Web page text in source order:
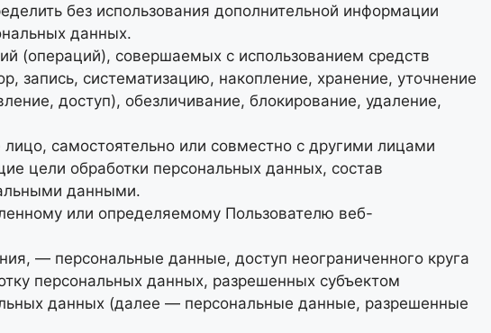
без использования дополнительной информации
данных.
(операций), совершаемых с использованием средств
запись, систематизацию, накопление, хранение, уточнение
доступ), обезличивание, блокирование, удаление,
самостоятельно или совместно с другими лицами
цели обработки персональных данных, состав
данными.
или определяемому Пользователю веб-
— персональные данные, доступ неограниченного круга
персональных данных, разрешенных субъектом
данных (далее — персональные данные, разрешенные